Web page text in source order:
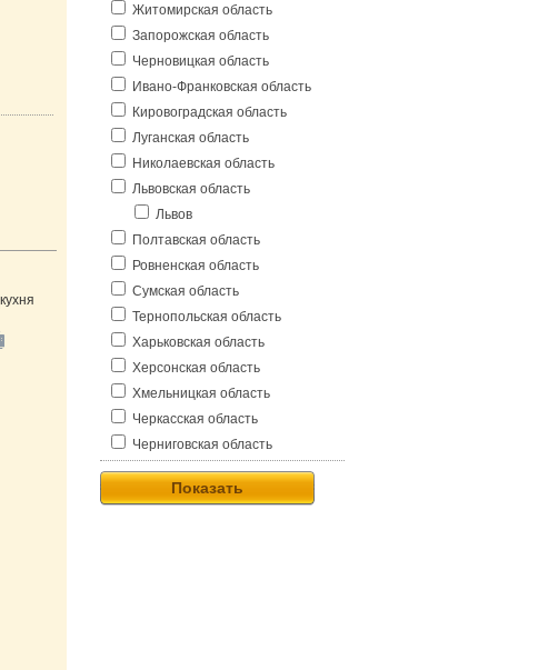
Житомирская область
Запорожская область
Черновицкая область
Ивано-Франковская область
Кировоградская область
Луганская область
Николаевская область
Львовская область
Львов
Полтавская область
Ровненская область
Сумская область
Тернопольская область
Харьковская область
Херсонская область
Хмельницкая область
Черкасская область
Черниговская область
Показать